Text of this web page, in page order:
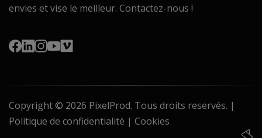
envies et vise le meilleur. Contactez-nous !
Copyright© 2026 PixelProd. Tous droits reservés. |
Politique de confidentialité | Cookies